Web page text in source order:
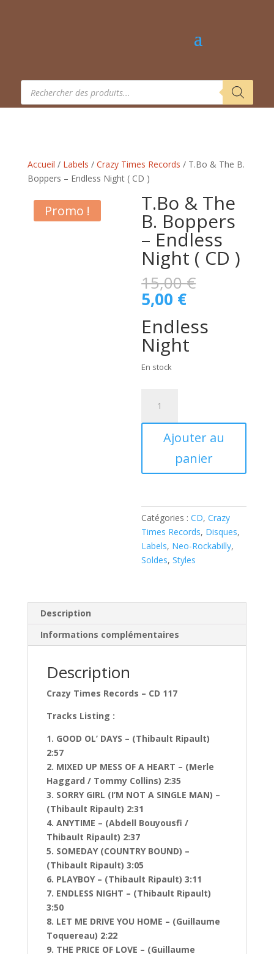
Recherche
produits
Accueil / Labels / Crazy Times Records / T.Bo & The B.
Boppers – Endless Night ( CD )
Promo ! T.Bo & The
B. Boppers
– Endless
Night ( CD )
15,00€
était :
15,00 €.
5,00 €Le
actuel
est :
5,00 €.
Endless
Night
En stock
T.Bo
Endless
Night
(
CD
)
Ajouter au
panier
Catégories :CD,Crazy
Times Records, Disques,
Labels, Neo-Rockabilly,
Soldes,Styles
Description
Informations complémentaires
Description
Crazy Times Records – CD 117
Tracks Listing :
1. GOOD OL’ DAYS – (Thibault Ripault)
2:57
2. MIXED UP MESS OF A HEART – (Merle
Haggard / Tommy Collins) 2:35
3. SORRY GIRL (I’M NOT A SINGLE MAN) –
(Thibault Ripault) 2:31
4. ANYTIME – (Abdell Bouyousfi /
Thibault Ripault) 2:37
5. SOMEDAY (COUNTRY BOUND) –
(Thibault Ripault) 3:05
6. PLAYBOY – (Thibault Ripault) 3:11
7. ENDLESS NIGHT – (Thibault Ripault)
3:50
8. LET ME DRIVE YOU HOME – (Guillaume
Toquereau) 2:22
9. THE PRICE OF LOVE – (Guillaume